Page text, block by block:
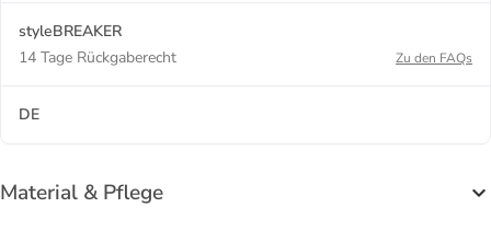
styleBREAKER
14 Tage Rückgaberecht
Zu den FAQs
DE
Material & Pflege